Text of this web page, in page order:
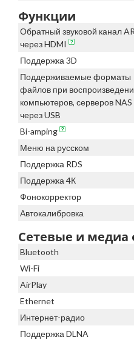
Функции
Обратный звуковой канал
через HDMI
Поддержка 3D
Поддерживаемые форматы
файлов при
компьютеров, серверов NAS
через USB
Bi-amping
Меню на русском
Поддержка RDS
Поддержка 4К
Фонокорректор
Автокалибровка
Сетевые и медиа
Bluetooth
Wi-Fi
AirPlay
Ethernet
Интернет-радио
Поддержка DLNA